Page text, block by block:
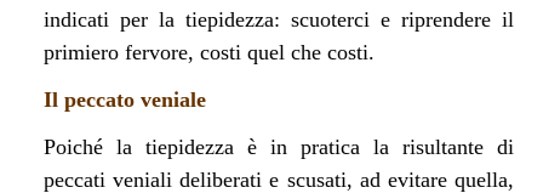
indicati per la tiepidezza: scuoterci e riprendere il
primiero fervore, costi quel che costi.
Il peccato veniale
Poiché la tiepidezza è in pratica la risultante di
peccati veniali deliberati e scusati, ad evitare quella,